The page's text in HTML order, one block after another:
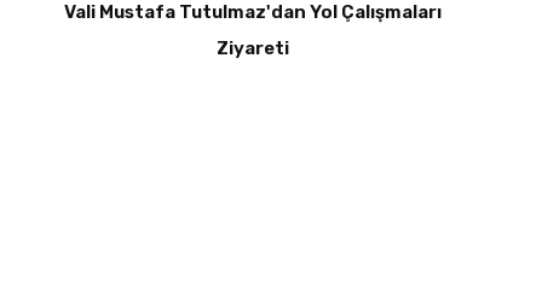
Vali Mustafa Tutulmaz'dan Yol Çalışmaları
Ziyareti